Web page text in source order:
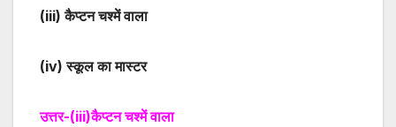
(iii) कैप्टन चश्में वाला
(iv) स्कूल का मास्टर
उत्तर-(iii)कैप्टन चश्में वाला